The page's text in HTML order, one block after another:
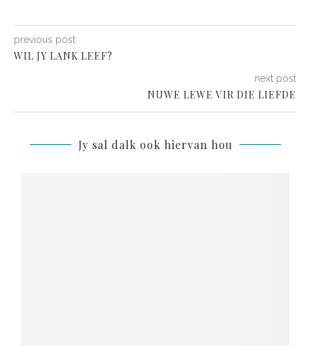
previous post
WIL JY LANK LEEF?
next post
NUWE LEWE VIR DIE LIEFDE
Jy sal dalk ook hiervan hou